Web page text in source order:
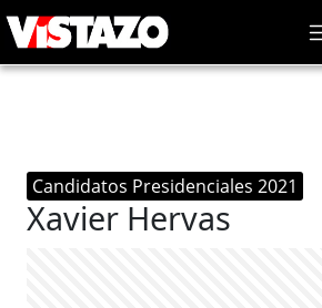
Candidatos Presidenciales 2021
Xavier Hervas